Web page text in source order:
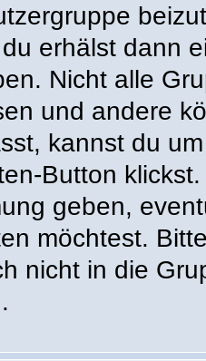
erhälst dann
Nicht alle
und andere
kannst du
Button
geben,
möchtest.
nicht in die